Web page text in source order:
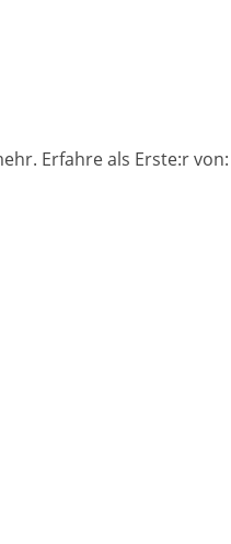
Erfahre als Erste:r von: